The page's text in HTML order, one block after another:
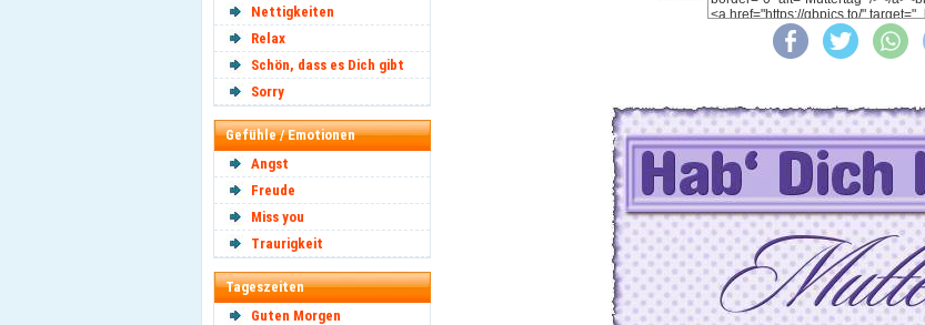
Nettigkeiten
Relax
Schön, dass es Dich gibt
Sorry
Gefühle / Emotionen
Angst
Freude
Miss you
Traurigkeit
Tageszeiten
Guten Morgen